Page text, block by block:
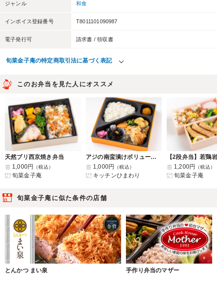
ジャンル 和食
インボイス登録番号 T8011101090987
電子発行可 請求書 / 領収書
旬菜金子庵の特定商取引法に基づく表記
このお弁当を見た人にオススメ
天然ブリ西京焼き弁当
1,000円
（税込）
旬菜金子庵
アジの南蛮漬けボリューム弁当
1,000円
（税込）
キッチンひまわり
【2段弁当】若鶏
1,200円
（税込）
旬菜金子庵
旬菜金子庵に似た条件の店舗
とんかつ まい泉 手作り弁当のマザー